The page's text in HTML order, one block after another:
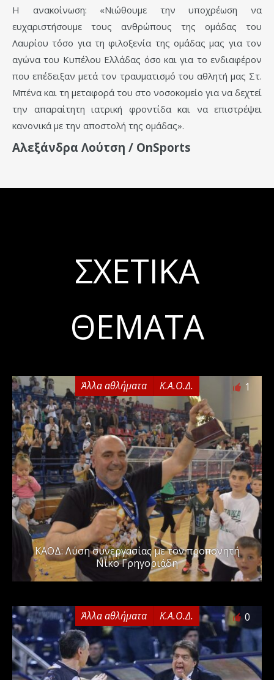
Η ανακοίνωση: «Νιώθουμε την υποχρέωση να
ευχαριστήσουμε τους ανθρώπους της ομάδας του
Λαυρίου τόσο για τη φιλοξενία της ομάδας μας για τον
αγώνα του Κυπέλου Ελλάδας όσο και για το ενδιαφέρον
που επέδειξαν μετά τον τραυματισμό του αθλητή μας Στ.
Μπένα και τη μεταφορά του στο νοσοκομείο για να δεχτεί
την απαραίτητη ιατρική φροντίδα και να επιστρέψει
κανονικά με την αποστολή της ομάδας».
Αλεξάνδρα Λούτση / ΟnSports
ΣΧΕΤΙΚΆ
ΘΈΜΑΤΑ
Άλλα αθλήματα Κ.Α.Ο.Δ. 1
ΚΑΟΔ: Λύση συνεργασίας με τον προπονητή
Νίκο Γρηγοριάδη
Άλλα αθλήματα Κ.Α.Ο.Δ. 0